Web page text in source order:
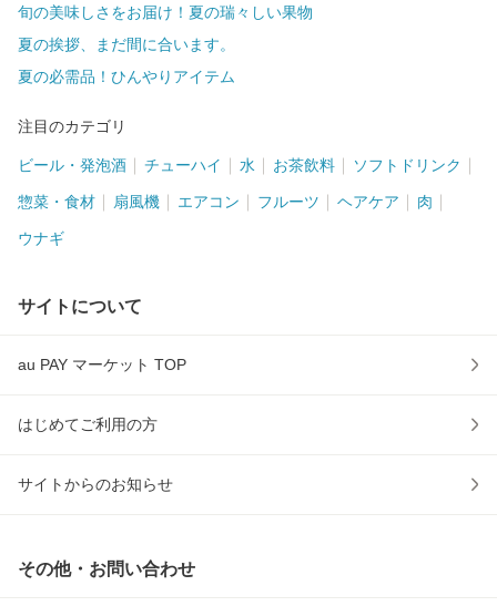
旬の美味しさをお届け！夏の瑞々しい果物
夏の挨拶、まだ間に合います。
夏の必需品！ひんやりアイテム
注目のカテゴリ
ビール・発泡酒 チューハイ 水 お茶飲料 ソフトドリンク
惣菜・食材 扇風機 エアコン フルーツ ヘアケア 肉
ウナギ
サイトについて
au PAY マーケット TOP
はじめてご利用の方
サイトからのお知らせ
その他・お問い合わせ